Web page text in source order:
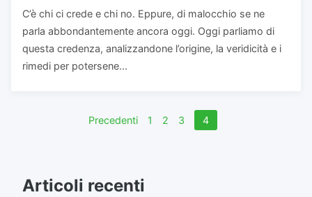
C’è chi ci crede e chi no. Eppure, di malocchio se ne
parla abbondantemente ancora oggi. Oggi parliamo di
questa credenza, analizzandone l’origine, la veridicità e i
rimedi per potersene...
NavigazionePrecedenti 1 2 3 4
Articoli recenti